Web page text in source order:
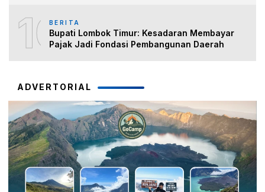
10BERITA
Bupati Lombok Timur: Kesadaran Membayar
Pajak Jadi Fondasi Pembangunan Daerah
ADVERTORIAL